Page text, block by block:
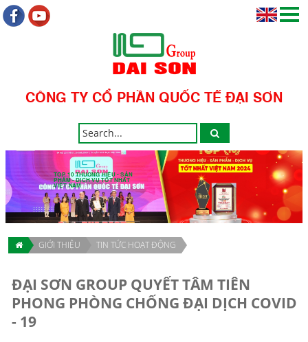
CÔNG TY CỔ PHẦN QUỐC TẾ ĐẠI SƠN
TOP 10 THƯƠNG HIỆU - SẢN
PHẨM - DỊCH VỤ TỐT NHẤT
VIỆT NAM
GIỚI THIỆU TIN TỨC HOẠT ĐỘNG
ĐẠI SƠN GROUP QUYẾT TÂM TIÊN
PHONG PHÒNG CHỐNG ĐẠI DỊCH COVID
- 19